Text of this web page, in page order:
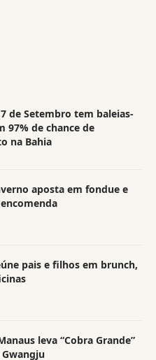
de Setembro tem baleias-
97% de chance de
na Bahia
aposta em fondue e
pais e filhos em brunch,
leva “Cobra Grande”